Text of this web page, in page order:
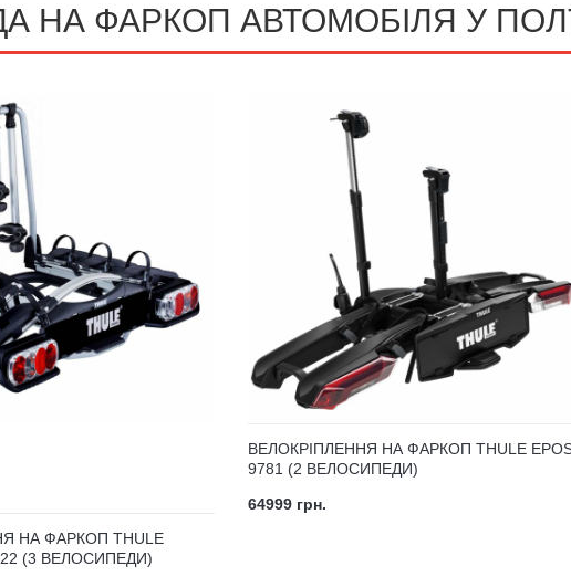
НА ФАРКОП АВТОМОБІЛЯ У
НА ФАРКОП THULE
(3 ВЕЛОСИПЕДИ)
ВЕЛОКРІПЛЕННЯ НА ФАРКОП THULE
9781 (2 ВЕЛОСИПЕДИ)
64999 грн.